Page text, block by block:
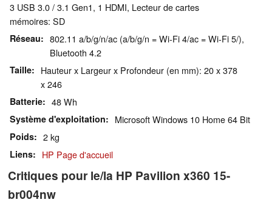
3 USB 3.0 / 3.1 Gen1, 1 HDMI, Lecteur de cartes
mémoires: SD
Réseau
802.11 a/b/g/n/ac (a/b/g/n = Wi-Fi 4/ac = Wi-Fi 5/),
Bluetooth 4.2
Taille
Hauteur x Largeur x Profondeur (en mm): 20 x 378
x 246
Batterie 48 Wh
Système d'exploitation Microsoft Windows 10 Home 64 Bit
Poids 2 kg
Liens HP Page d'accueil
Critiques pour le/la HP Pavilion x360 15-
br004nw